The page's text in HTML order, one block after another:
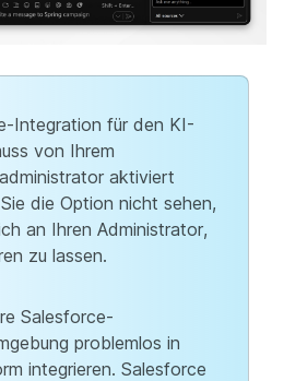
Integration für den KI-
von Ihrem
aktiviert
die Option nicht sehen,
an Ihren Administrator,
zu lassen.
Salesforce-
problemlos in
integrieren. Salesforce